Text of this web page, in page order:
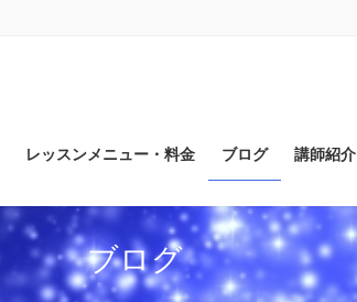
レッスンメニュー・料金 ブログ 講師紹介
ブログ